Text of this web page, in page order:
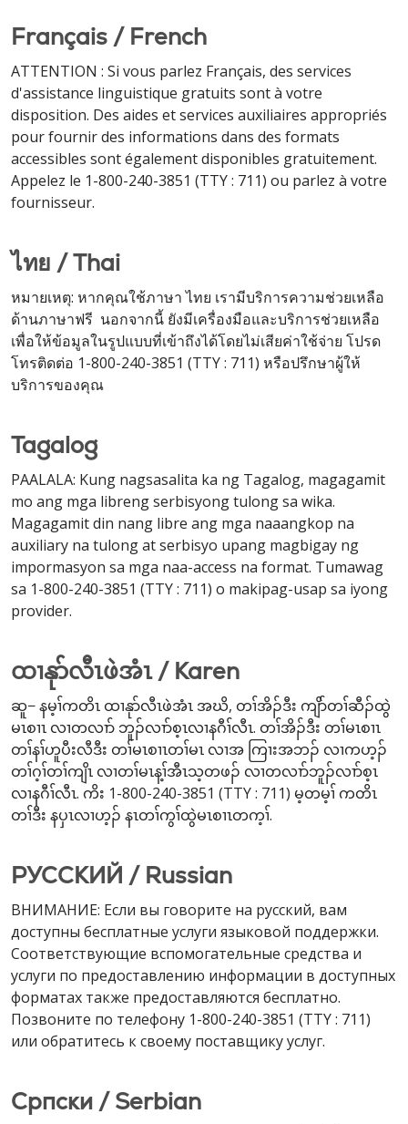
Français / French
ATTENTION : Si vous parlez Français, des services
d'assistance linguistique gratuits sont à votre
disposition. Des aides et services auxiliaires appropriés
pour fournir des informations dans des formats
accessibles sont également disponibles gratuitement.
Appelez le 1-800-240-3851 (TTY : 711) ou parlez à votre
fournisseur.
ไทย / Thai
หมายเหตุ: หากคุณใช้ภาษา ไทย เรามีบริการความช่วยเหลือ
ด้านภาษาฟรี นอกจากนี้ ยังมีเครื่องมือและบริการช่วยเหลือ
เพื่อให้ข้อมูลในรูปแบบที่เข้าถึงได้โดยไม่เสียค่าใช้จ่าย โปรด
โทรติดต่อ 1-800-240-3851 (TTY : 711) หรือปรึกษาผู้ให้
บริการของคุณ
Tagalog
PAALALA: Kung nagsasalita ka ng Tagalog, magagamit
mo ang mga libreng serbisyong tulong sa wika.
Magagamit din nang libre ang mga naaangkop na
auxiliary na tulong at serbisyo upang magbigay ng
impormasyon sa mga naa-access na format. Tumawag
sa 1-800-240-3851 (TTY : 711) o makipag-usap sa iyong
provider.
ထၢနုာ်လီၤဖဲအံၤ / Karen
ဆူ− နမ့ၢ်ကတိၤ ထၢနုာ်လီၤဖဲအံၤ အဃိ, တၢ်အိၣ်ဒီး ကျိာ်တၢ်ဆီၣ်ထွဲ
မၤစၢၤ လၢတလၢာ် ဘူၣ်လၢာ်စ့ၤလၢနဂီၢ်လီၤ. တၢ်အိၣ်ဒီး တၢ်မၤစၢၤ
တၢ်နၢ်ဟူပီးလီဒီး တၢ်မၤစၢၤတၢ်မၤ လၢအ ကြၢးအဘၣ် လၢကဟ့ၣ်
တၢ်ဂ့ၢ်တၢ်ကျိၤ လၢတၢ်မၤန့ၢ်အီၤသ့တဖၣ် လၢတလၢာ်ဘူၣ်လၢာ်စ့ၤ
လၢနဂီၢ်လီၤ. ကိး 1-800-240-3851 (TTY : 711) မ့တမ့ၢ် ကတိၤ
တၢ်ဒီး နပှၤလၢဟ့ၣ် နၤတၢ်ကွၢ်ထွဲမၤစၢၤတက့ၢ်.
РУССКИЙ / Russian
ВНИМАНИЕ: Если вы говорите на русский, вам
доступны бесплатные услуги языковой поддержки.
Соответствующие вспомогательные средства и
услуги по предоставлению информации в доступных
форматах также предоставляются бесплатно.
Позвоните по телефону 1-800-240-3851 (TTY : 711)
или обратитесь к своему поставщику услуг.
Cрпски / Serbian